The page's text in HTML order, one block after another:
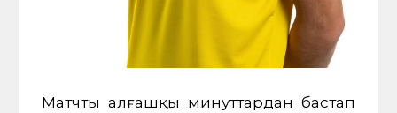
Матчты алғашқы минуттардан бастап